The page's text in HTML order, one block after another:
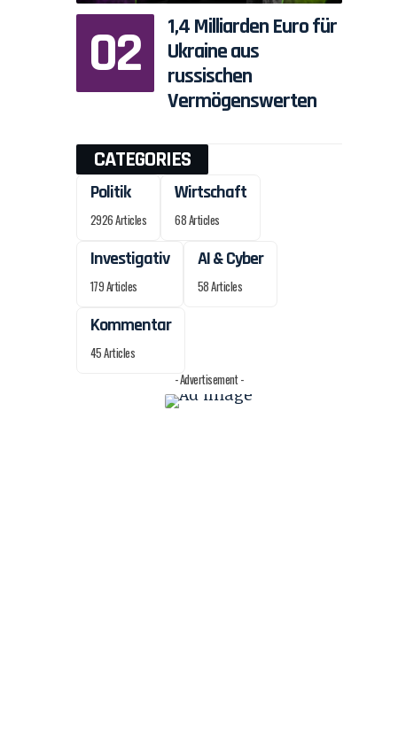
1,4 Milliarden Euro für
Ukraine aus
russischen
Vermögenswerten
CATEGORIES
Politik
2926 Articles
Wirtschaft
68 Articles
Investigativ
179 Articles
AI & Cyber
58 Articles
Kommentar
45 Articles
- Advertisement -